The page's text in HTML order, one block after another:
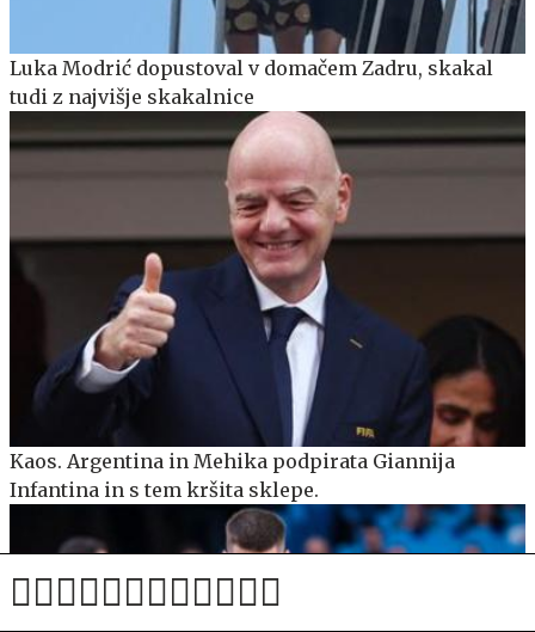
Luka Modrić dopustoval v domačem Zadru, skakal
tudi z najvišje skakalnice
Kaos. Argentina in Mehika podpirata Giannija
Infantina in s tem kršita sklepe.